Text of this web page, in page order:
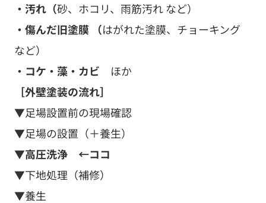
・汚れ（砂、ホコリ、雨筋汚れ など）
・傷んだ旧塗膜 （はがれた塗膜、チョーキング
など）
・コケ・藻・カビ ほか
［外壁塗装の流れ］
▼足場設置前の現場確認
▼足場の設置（＋養生）
▼高圧洗浄 ←ココ
▼下地処理（補修）
▼養生